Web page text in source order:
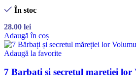
În stoc
28.00 lei
Adaugă în coș
Adaugă la favorite
7 Barbati si secretul maretiei lor